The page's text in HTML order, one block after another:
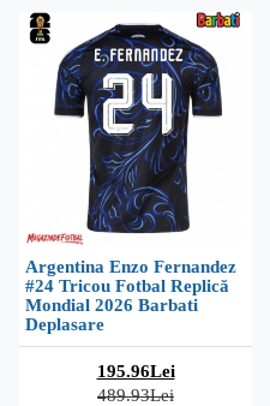
Argentina Enzo Fernandez
#24 Tricou Fotbal Replică
Mondial 2026 Barbati
Deplasare
195.96Lei
489.93Lei